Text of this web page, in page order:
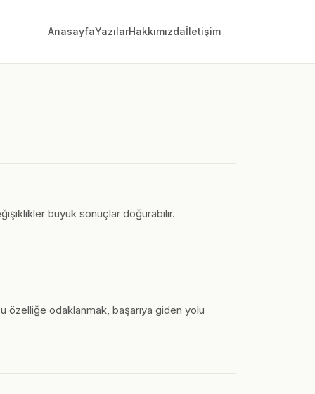
AnasayfaYazılarHakkımızdaİletişim
büyük sonuçlar doğurabilir.
özelliğe odaklanmak, başarıya giden yolu